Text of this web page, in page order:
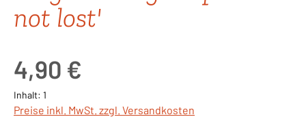
not lost'
4,90 €
Inhalt: 1
Preise inkl. MwSt. zzgl. Versandkosten